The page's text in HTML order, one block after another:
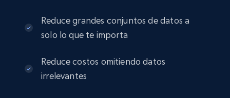
eBay
URL, Product id, Title, Seller name, Seller rating,
more.
Reduce grandes conjuntos de datos a
solo lo que te importa
Reduce costos omitiendo datos
irrelevantes